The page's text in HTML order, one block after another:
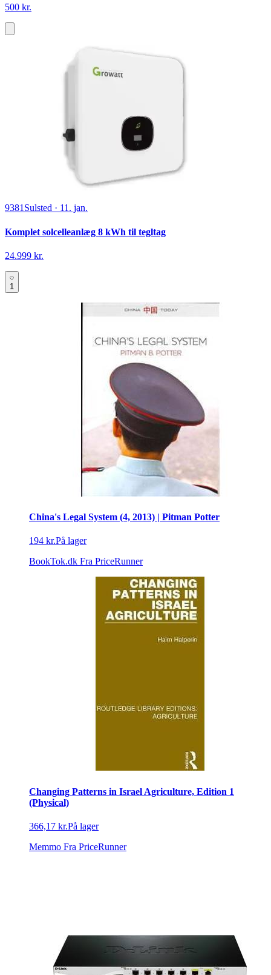
500 kr.
9381 Sulsted · 11. jan.
Komplet solcelleanlæg 8 kWh til tegltag
24.999 kr.
1
China's Legal System (4, 2013) | Pitman Potter
194 kr.På lager
BookTok.dk Fra PriceRunner
Changing Patterns in Israel Agriculture, Edition 1
(Physical)
366,17 kr.På lager
Memmo Fra PriceRunner